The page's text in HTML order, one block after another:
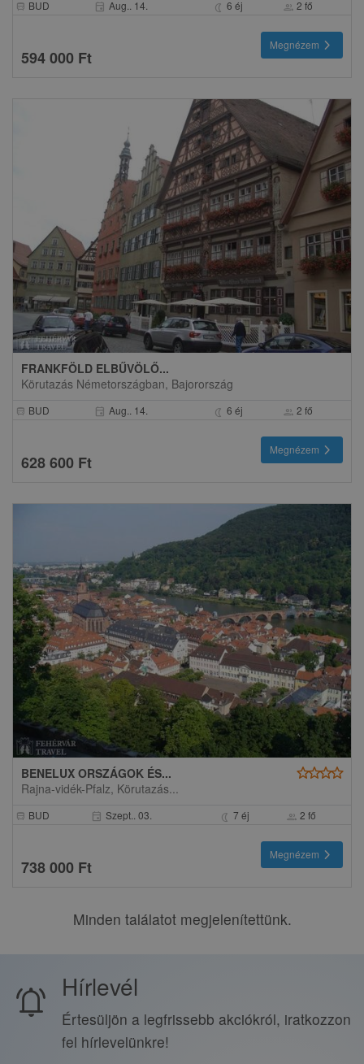
directions_bus BUD event Aug.. 14. nightlight 6 éj group 2 fő
594 000 Ft
Megnézemchevron_right
FRANKFÖLD ELBŰVÖLŐ...
Körutazás Németországban, Bajorország
directions_bus BUD event Aug.. 14. nightlight 6 éj group 2 fő
628 600 Ft
Megnézemchevron_right
BENELUX ORSZÁGOK ÉS... starstarstarstar
Rajna-vidék-Pfalz, Körutazás...
directions_bus BUD event Szept.. 03. nightlight 7 éj group 2 fő
738 000 Ft
Megnézemchevron_right
Minden találatot megjelenítettünk.
notifications_active Hírlevél
Értesüljön a legfrissebb akciókról, iratkozzon
fel hírlevelünkre!